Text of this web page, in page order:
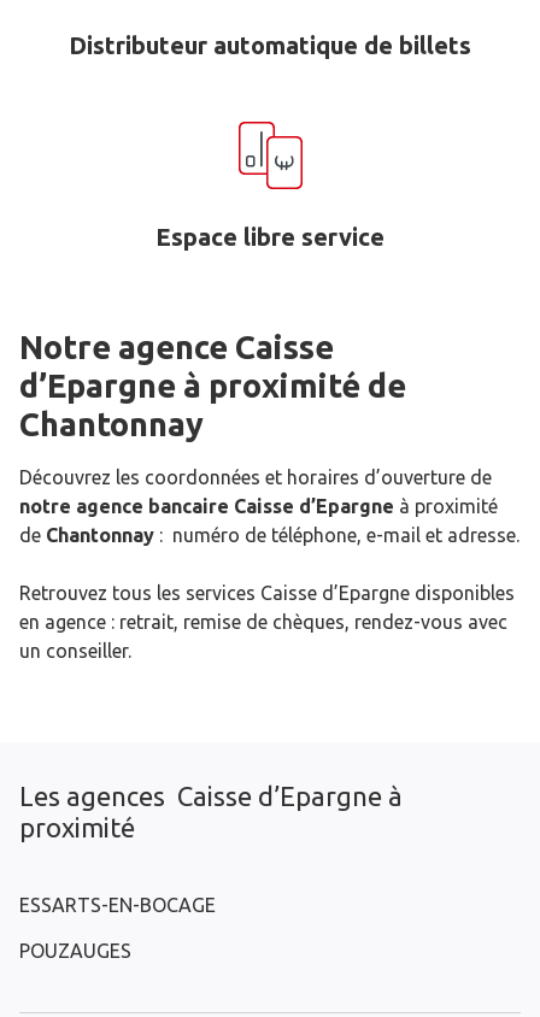
Distributeur automatique de billets
Espace libre service
Notre agence Caisse
d’Epargne à proximité de
Chantonnay
Découvrez les coordonnées et horaires d’ouverture de
notre agence bancaire Caisse d’Epargne à proximité
de Chantonnay : numéro de téléphone, e-mail et adresse.
Retrouvez tous les services Caisse d’Epargne disponibles
en agence : retrait, remise de chèques, rendez-vous avec
un conseiller.
Les agences Caisse d’Epargne à
proximité
ESSARTS-EN-BOCAGE
POUZAUGES